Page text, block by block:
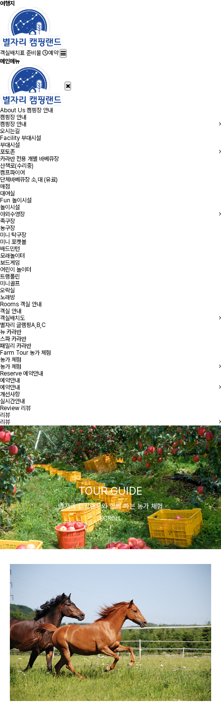
여행지
객실배치표 준비물
예약
메인메뉴
About Us 캠핑장 안내
캠핑장 안내
캠핑장 안내
오시는길
Facility 부대시설
부대시설
포토존
카라반 전용 개별 바베큐장
산책로(수리중)
캠프파이어
단체바베큐장 소,대 (유료)
매점
대여실
Fun 놀이시설
놀이시설
야외수영장
족구장
농구장
미니 탁구장
미니 포켓볼
배드민턴
모래놀이터
보드게임
어린이 놀이터
트램폴린
미니골프
오락실
노래방
Rooms 객실 안내
객실 안내
객실배치도
별자리 글램핑A,B,C
뉴 카라반
스파 카라반
패밀리 카라반
Farm Tour 농가 체험
농가 체험
농가 체험
Reserve 예약안내
예약안내
예약안내
개선사항
실시간안내
Review 리뷰
리뷰
리뷰
TOUR GUIDE
별자리 캠핑랜드와 함께 하는 농가 체험
SCROLL